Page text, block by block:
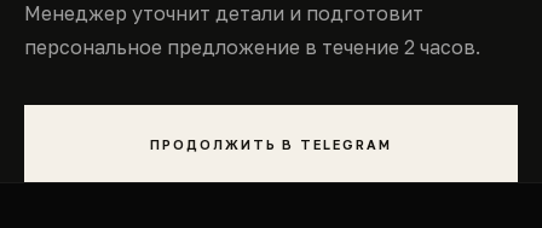
Менеджер уточнит детали и подготовит
персональное предложение в течение 2 часов.
ПРОДОЛЖИТЬ В TELEGRAM